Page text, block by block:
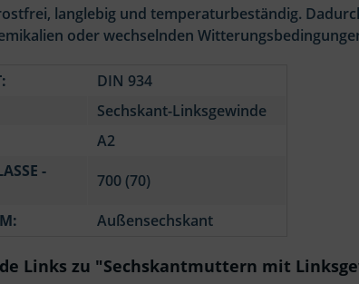
langlebig und temperaturbeständig.
oder wechselnden
DIN 934
Sechskant-Linksgewinde
A2
-
700 (70)
Außensechskant
Links zu "Sechskantmuttern mit